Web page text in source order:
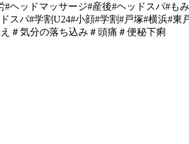
ヘッドマッサージ#産後#ヘッドスパ#
スパ#学割U24#小顔#学割#戸塚#横浜#
＃気分の落ち込み＃頭痛＃便秘下痢